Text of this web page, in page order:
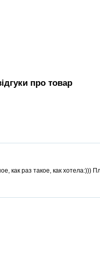
про товар
как раз такое, как хотела:)))